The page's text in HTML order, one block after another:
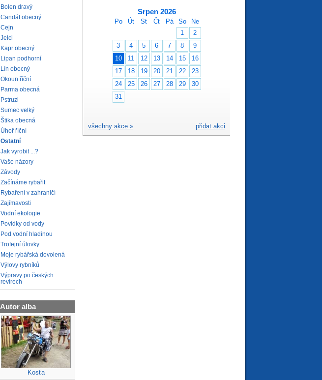
Bolen dravý
Candát obecný
Cejn
Jelci
Kapr obecný
Lipan podhorní
Lín obecný
Okoun říční
Parma obecná
Pstruzi
Sumec velký
Štika obecná
Úhoř říční
Ostatní
Jak vyrobit ...?
Vaše názory
Závody
Začínáme rybařit
Rybaření v zahraničí
Zajímavosti
Vodní ekologie
Povídky od vody
Pod vodní hladinou
Trofejní úlovky
Moje rybářská dovolená
Výlovy rybníků
Výpravy po českých
revírech
Autor alba
Kosťa
Srpen 2026
Po Út St Čt Pá So
Ne
1
2
3
4 5 6 7 8
9
10
11 12 13 14 15
16
17
18 19 20 21 22
23
24
25 26 27 28 29
30
31
přidat akci
všechny akce »